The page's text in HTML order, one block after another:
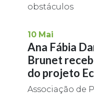
obstáculos
10 Mai
Ana Fábia
Brunet
do projeto
Associação de